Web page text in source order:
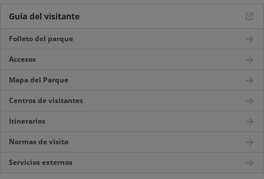
Guía del visitante
Folleto del parque
Accesos
Mapa del Parque
Centros de visitantes
Itinerarios
Normas de visita
Servicios externos